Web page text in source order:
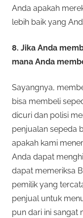
Anda apakah
lebih baik yang
8. Jika Anda
mana Anda
Sayangnya,
bisa membeli
dicuri dan polisi
penjualan sepeda
apakah kami
Anda dapat
dapat memeriksa
pemilik yang
penjual untuk
pun dari ini sangat